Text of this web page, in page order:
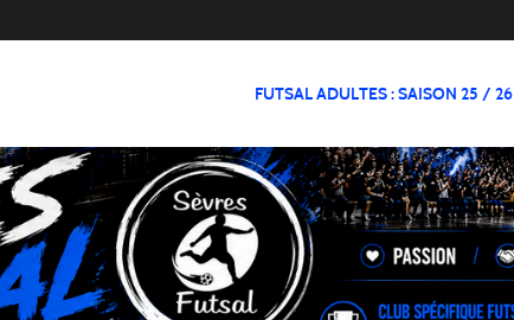
FUTSAL ADULTES : SAISON 25 / 26